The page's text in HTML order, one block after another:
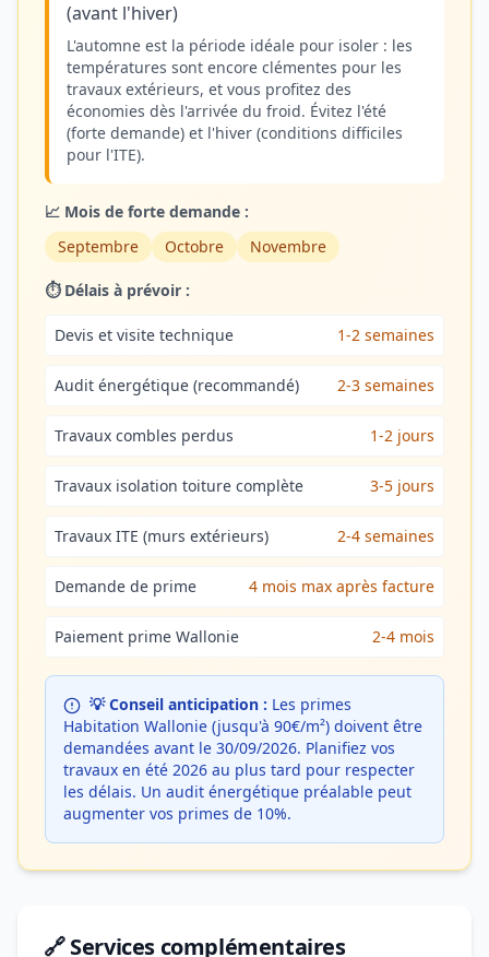
(avant l'hiver)
L'automne est la période idéale pour isoler : les
températures sont encore clémentes pour les
travaux extérieurs, et vous profitez des
économies dès l'arrivée du froid. Évitez l'été
(forte demande) et l'hiver (conditions difficiles
pour l'ITE).
📈 Mois de forte demande :
Septembre
Octobre Novembre
⏱️ Délais à prévoir :
Devis et visite technique 1-2 semaines
Audit énergétique (recommandé) 2-3 semaines
Travaux combles perdus 1-2 jours
Travaux isolation toiture complète 3-5 jours
Travaux ITE (murs extérieurs) 2-4 semaines
Demande de prime 4 mois max après facture
Paiement prime Wallonie 2-4 mois
💡 Conseil anticipation : Les primes
Habitation Wallonie (jusqu'à 90€/m²) doivent être
demandées avant le 30/09/2026. Planifiez vos
travaux en été 2026 au plus tard pour respecter
les délais. Un audit énergétique préalable peut
augmenter vos primes de 10%.
🔗 Services complémentaires